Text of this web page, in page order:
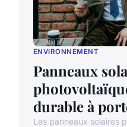
ENVIRONNEMENT
Panneaux
durable à
Les panneaux solaires